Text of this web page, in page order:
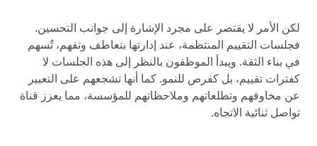
لكن الأمر لا يقتصر على مجرد الإشارة إلى جوانب التحسين.
فجلسات التقييم المنتظمة، عند إدارتها بتعاطف وتفهم، تُسهم
في بناء الثقة. ويبدأ الموظفون بالنظر إلى هذه الجلسات لا
كفترات تقييم، بل كفرص للنمو. كما أنها تشجعهم على التعبير
عن مخاوفهم وتطلعاتهم وملاحظاتهم للمؤسسة، مما يعزز قناة
تواصل ثنائية الاتجاه.